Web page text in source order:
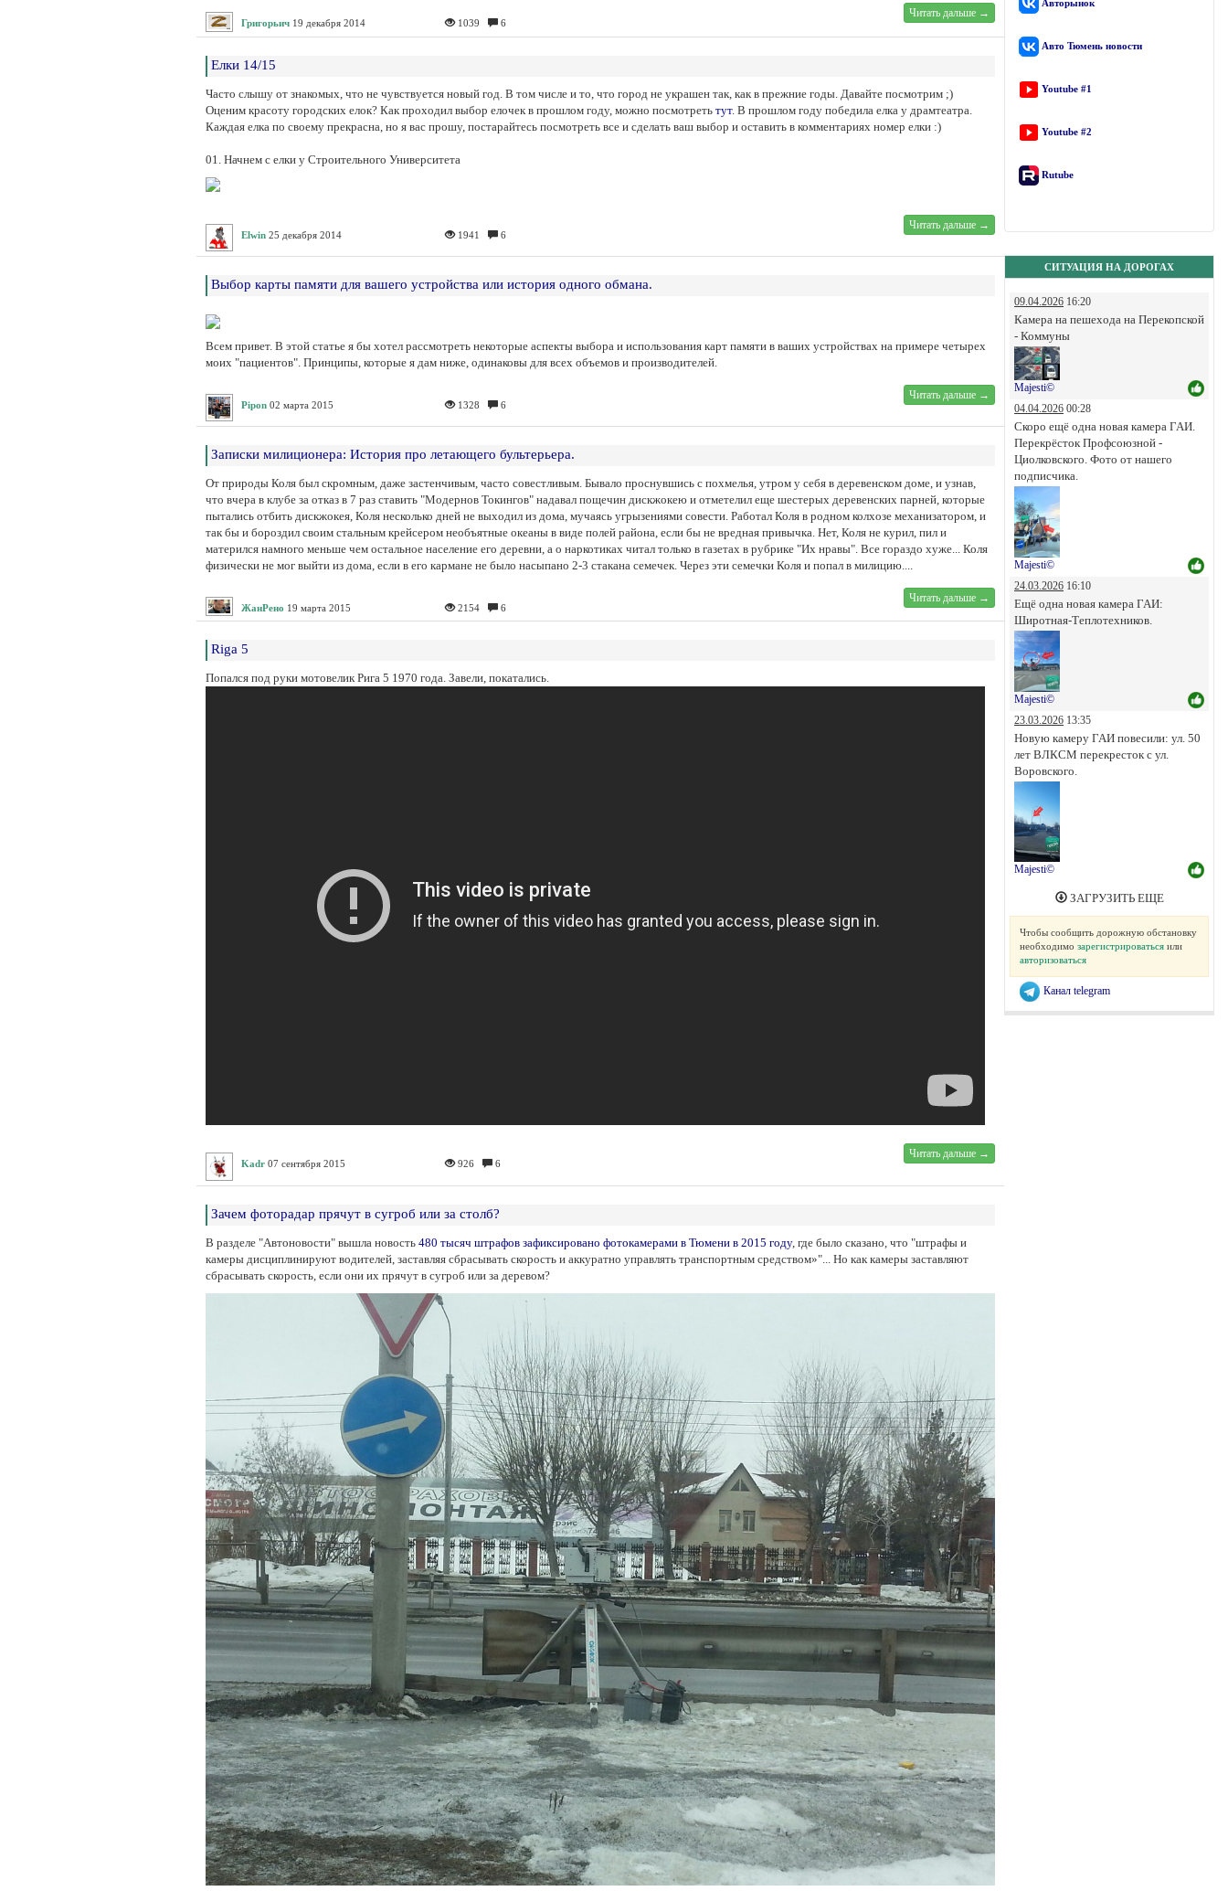
Авторынок
Авто Тюмень новости
Youtube #1
Youtube #2
Rutube
СИТУАЦИЯ НА ДОРОГАХ
09.04.2026 16:20
Камера на пешехода на Перекопской
- Коммуны
Majesti©
04.04.2026 00:28
Скоро ещё одна новая камера ГАИ.
Перекрёсток Профсоюзной -
Циолковского. Фото от нашего
подписчика.
Majesti©
24.03.2026 16:10
Ещё одна новая камера ГАИ:
Широтная-Теплотехников.
Majesti©
23.03.2026 13:35
Новую камеру ГАИ повесили: ул. 50
лет ВЛКСМ перекресток с ул.
Воровского.
Majesti©
ЗАГРУЗИТЬ ЕЩЕ
Чтобы сообщить дорожную обстановку
необходимо зарегистрироваться или
авторизоваться
Канал telegram
Читать дальше →
Григорьич19 декабря 2014 1039 6
Елки 14/15
Часто слышу от знакомых, что не чувствуется новый год. В том числе и то, что город не украшен так, как в прежние годы. Давайте посмотрим ;)
Оценим красоту городских елок? Как проходил выбор елочек в прошлом году, можно посмотреть тут. В прошлом году победила елка у драмтеатра.
Каждая елка по своему прекрасна, но я вас прошу, постарайтесь посмотреть все и сделать ваш выбор и оставить в комментариях номер елки :)
01. Начнем с елки у Строительного Университета
Читать дальше →
Elwin25 декабря 2014 1941 6
Выбор карты памяти для вашего устройства или история одного обмана.
Всем привет. В этой статье я бы хотел рассмотреть некоторые аспекты выбора и использования карт памяти в ваших устройствах на примере четырех
моих "пациентов". Принципы, которые я дам ниже, одинаковы для всех объемов и производителей.
Читать дальше →
Pipon02 марта 2015 1328 6
Записки милиционера: История про летающего бультерьера.
От природы Коля был скромным, даже застенчивым, часто совестливым. Бывало проснувшись с похмелья, утром у себя в деревенском доме, и узнав,
что вчера в клубе за отказ в 7 раз ставить "Модернов Токингов" надавал пощечин дискжокею и отметелил еще шестерых деревенских парней, которые
пытались отбить дискжокея, Коля несколько дней не выходил из дома, мучаясь угрызениями совести. Работал Коля в родном колхозе механизатором, и
так бы и бороздил своим стальным крейсером необъятные океаны в виде полей района, если бы не вредная привычка. Нет, Коля не курил, пил и
матерился намного меньше чем остальное население его деревни, а о наркотиках читал только в газетах в рубрике "Их нравы". Все гораздо хуже... Коля
физически не мог выйти из дома, если в его кармане не было насыпано 2-3 стакана семечек. Через эти семечки Коля и попал в милицию....
Читать дальше →
ЖанРено 19 марта 2015 2154 6
Riga 5
Попался под руки мотовелик Рига 5 1970 года. Завели, покатались.
Читать дальше →
Kadr07 сентября 2015 926 6
Зачем фоторадар прячут в сугроб или за столб?
В разделе "Автоновости" вышла новость 480 тысяч штрафов зафиксировано фотокамерами в Тюмени в 2015 году, где было сказано, что "штрафы и
камеры дисциплинируют водителей, заставляя сбрасывать скорость и аккуратно управлять транспортным средством»"... Но как камеры заставляют
сбрасывать скорость, если они их прячут в сугроб или за деревом?